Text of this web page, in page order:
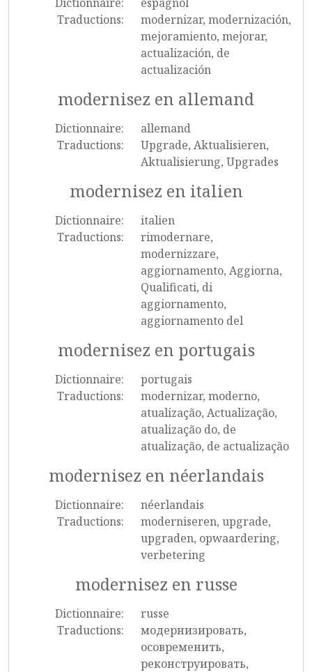
Traductions:
modernizar, modernización,
mejoramiento, mejorar,
actualización, de
actualización
modernisez en allemand
Dictionnaire:
allemand
Traductions:
Upgrade, Aktualisieren,
Aktualisierung, Upgrades
modernisez en italien
Dictionnaire:
italien
Traductions:
rimodernare,
modernizzare,
aggiornamento, Aggiorna,
Qualificati, di
aggiornamento,
aggiornamento del
modernisez en portugais
Dictionnaire:
portugais
Traductions:
modernizar, moderno,
atualização, Actualização,
atualização do, de
atualização, de actualização
modernisez en néerlandais
Dictionnaire:
néerlandais
Traductions:
moderniseren, upgrade,
upgraden, opwaardering,
verbetering
modernisez en russe
Dictionnaire:
russe
Traductions:
модернизировать,
осовременить,
реконструировать,